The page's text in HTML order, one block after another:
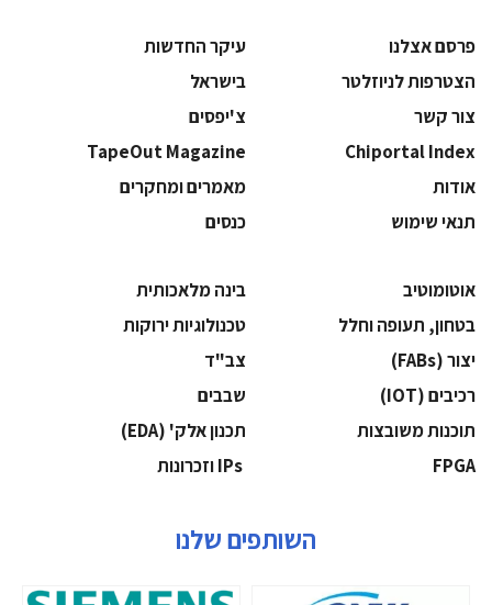
פרסם אצלנו
עיקר החדשות
הצטרפות לניוזלטר
בישראל
צור קשר
צ'יפסים
Chiportal Index
TapeOut Magazine
אודות
מאמרים ומחקרים
תנאי שימוש
כנסים
אוטומוטיב
בינה מלאכותית
בטחון, תעופה וחלל
‫טכנולוגיות ירוקות‬
‫יצור (‪(FABs‬‬
‫צב"ד‬
‫רכיבים‬ (IOT)
‫שבבים‬
‫תוכנות משובצות‬
‫תכנון אלק' (‪(EDA‬‬
‫‪FPGA‬‬
השותפים שלנו